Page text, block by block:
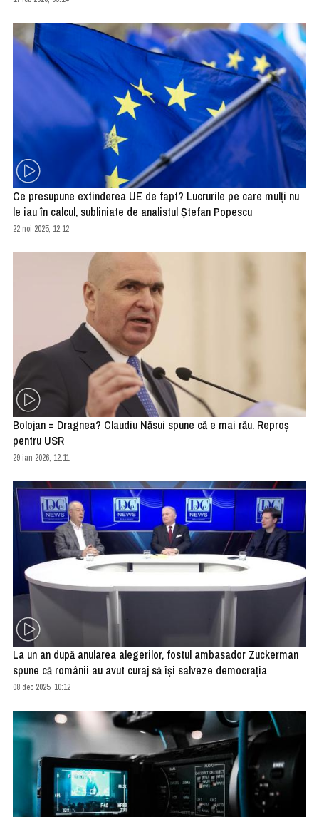
Ce presupune extinderea UE de fapt? Lucrurile pe care mulți nu
le iau în calcul, subliniate de analistul Ștefan Popescu
22 noi 2025, 12:12
Bolojan = Dragnea? Claudiu Năsui spune că e mai rău. Reproş
pentru USR
29 ian 2026, 12:11
La un an după anularea alegerilor, fostul ambasador Zuckerman
spune că românii au avut curaj să îşi salveze democraţia
08 dec 2025, 10:12